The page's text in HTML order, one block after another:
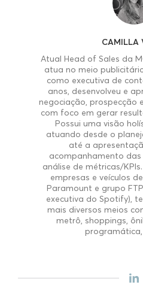
CAMILLA
Atual Head of Sales da
atua no meio
como executiva de
anos, desenvolveu e
negociação, prospecção
com foco em gerar
Possui uma visão
atuando desde o
até a
acompanhamento
análise de métricas/
empresas e veículos
Paramount e grupo
executiva do Spotify),
mais diversos meios
metrô, shoppings,
programática,